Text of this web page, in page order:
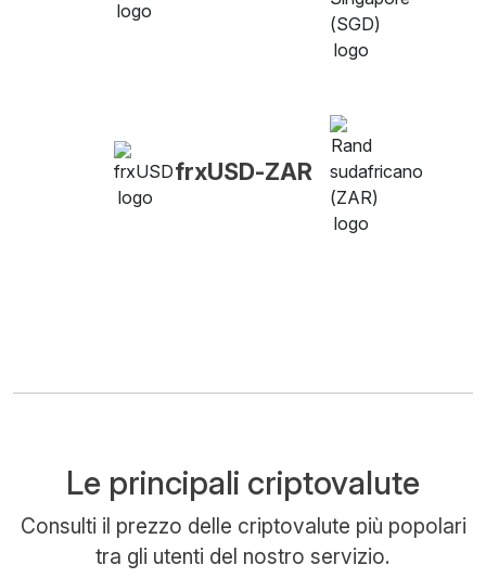
frxUSD-ZAR
Le principali criptovalute
Consulti il prezzo delle criptovalute più popolari
tra gli utenti del nostro servizio.